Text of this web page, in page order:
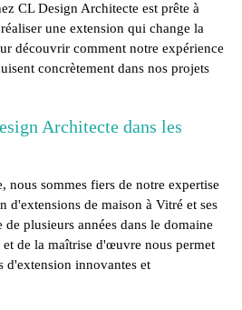
CL Design Architecte est prête à
une extension qui change la
découvrir comment notre expérience
concrètement dans nos projets
Architecte dans les
nous sommes fiers de notre expertise
d'extensions de maison à Vitré et ses
plusieurs années dans le domaine
de la maîtrise d'œuvre nous permet
d'extension innovantes et